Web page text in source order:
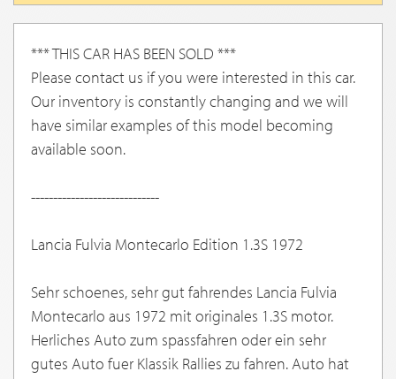
*** THIS CAR HAS BEEN SOLD ***
Please contact us if you were interested in this car.
Our inventory is constantly changing and we will
have similar examples of this model becoming
available soon.
-----------------------------
Lancia Fulvia Montecarlo Edition 1.3S 1972
Sehr schoenes, sehr gut fahrendes Lancia Fulvia
Montecarlo aus 1972 mit originales 1.3S motor.
Herliches Auto zum spassfahren oder ein sehr
gutes Auto fuer Klassik Rallies zu fahren. Auto hat